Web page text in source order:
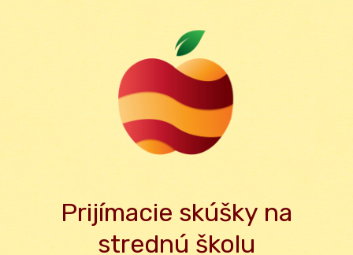
Prijímacie skúšky na
strednú školu